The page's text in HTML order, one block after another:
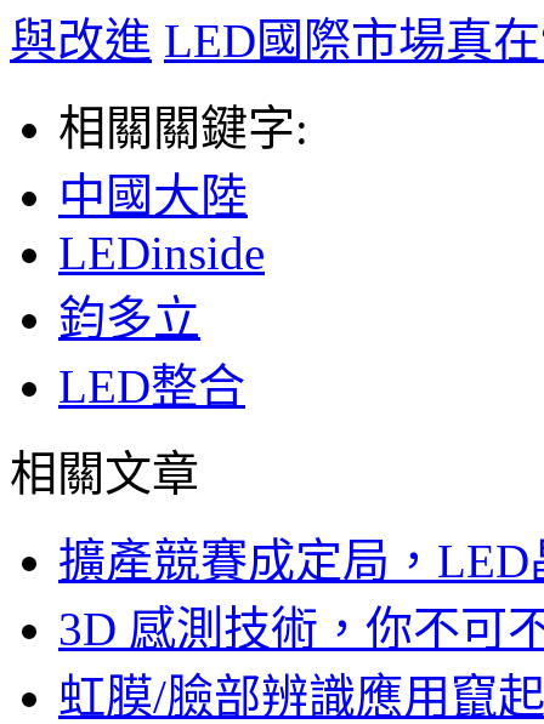
與改進 LED國際市場真
相關關鍵字:
中國大陸
LEDinside
鈞多立
LED整合
相關文章
擴產競賽成定局，
3D 感測技術，你不可
虹膜/臉部辨識應用竄